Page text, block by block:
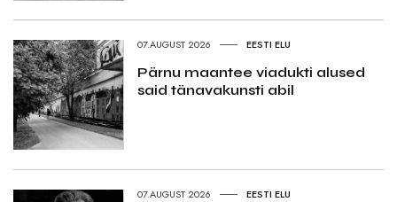
07.AUGUST 2026 EESTI ELU
Pärnu maantee viadukti alused
said tänavakunsti abil
07.AUGUST 2026 EESTI ELU